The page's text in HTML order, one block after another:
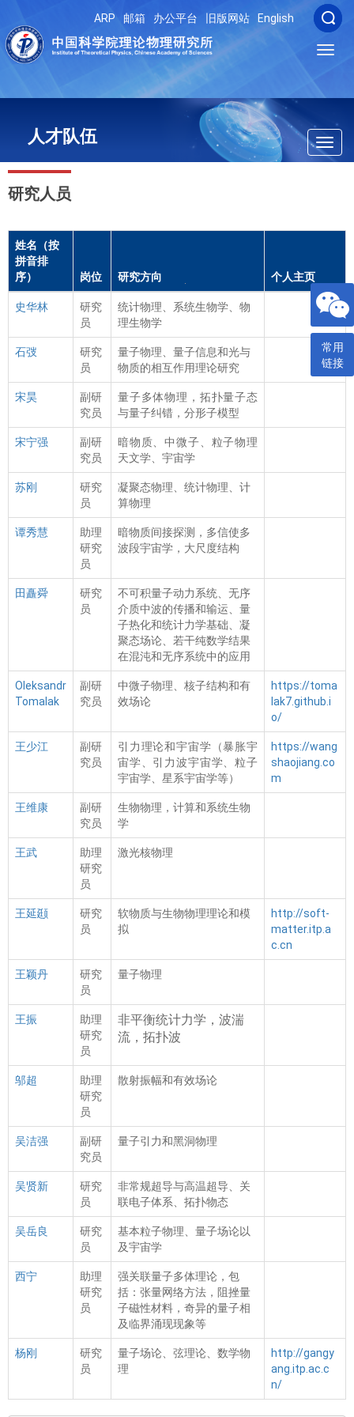
ARP 邮箱 办公平台 旧版网站 English
人才队伍
研究人员
姓名（按
拼音排
序）
岗位 研究方向 个人主页
史华林
研究
员
统计物理、系统生物学、物
理生物学
石弢
研究
员
量子物理、量子信息和光与
物质的相互作用理论研究
宋昊
副研
究员
量子多体物理，拓扑量子态
与量子纠错，分形子模型
宋宁强
副研
究员
暗物质、中微子、粒子物理
天文学、宇宙学
苏刚
研究
员
凝聚态物理、统计物理、计
算物理
谭秀慧
助理
研究
员
暗物质间接探测，多信使多
波段宇宙学，大尺度结构
田矗舜
研究
员
不可积量子动力系统、无序
介质中波的传播和输运、量
子热化和统计力学基础、凝
聚态场论、若干纯数学结果
在混沌和无序系统中的应用
Oleksandr
Tomalak
副研
究员
中微子物理、核子结构和有
效场论
https://toma
lak7.github.i
o/
王少江
副研
究员
引力理论和宇宙学（暴胀宇
宙学、引力波宇宙学、粒子
宇宙学、星系宇宙学等）
https://wang
shaojiang.co
m
王维康
副研
究员
生物物理，计算和系统生物
学
王武
助理
研究
员
激光核物理
王延颋
研究
员
软物质与生物物理理论和模
拟
http://soft-
matter.itp.a
c.cn
王颖丹
研究
员
量子物理
王振
助理
研究
员
非平衡统计力学，波湍
流，拓扑波
邬超
助理
研究
员
散射振幅和有效场论
吴洁强
副研
究员
量子引力和黑洞物理
吴贤新
研究
员
非常规超导与高温超导、关
联电子体系、拓扑物态
吴岳良
研究
员
基本粒子物理、量子场论以
及宇宙学
西宁
助理
研究
员
强关联量子多体理论，包
括：张量网络方法，阻挫量
子磁性材料，奇异的量子相
及临界涌现现象等
杨刚
研究
员
量子场论、弦理论、数学物
理
http://gangy
ang.itp.ac.c
n/
常用
链接